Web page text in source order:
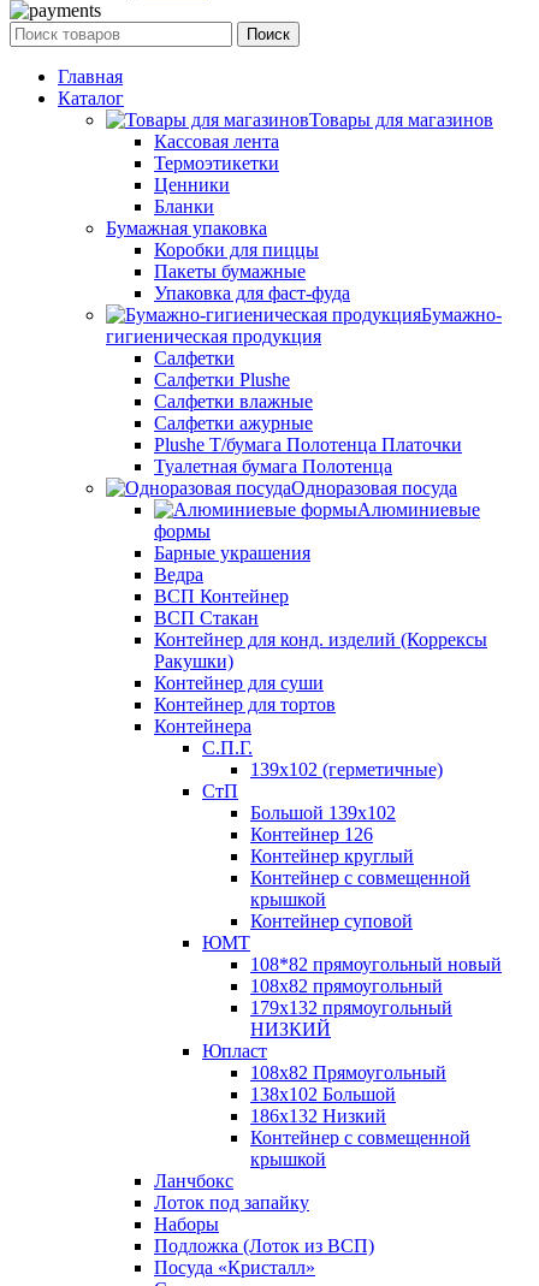
Поиск
Главная
Каталог
Товары для магазинов
Кассовая лента
Термоэтикетки
Ценники
Бланки
Бумажная упаковка
Коробки для пиццы
Пакеты бумажные
Упаковка для фаст-фуда
Бумажно-
гигиеническая продукция
Салфетки
Салфетки Plushe
Салфетки влажные
Салфетки ажурные
Plushe Т/бумага Полотенца Платочки
Туалетная бумага Полотенца
Одноразовая посуда
Алюминиевые
формы
Барные украшения
Ведра
ВСП Контейнер
ВСП Стакан
Контейнер для конд. изделий (Коррексы
Ракушки)
Контейнер для суши
Контейнер для тортов
Контейнера
С.П.Г.
139х102 (герметичные)
СтП
Большой 139х102
Контейнер 126
Контейнер круглый
Контейнер с совмещенной
крышкой
Контейнер суповой
ЮМТ
108*82 прямоугольный новый
108х82 прямоугольный
179х132 прямоугольный
НИЗКИЙ
Юпласт
108х82 Прямоугольный
138х102 Большой
186х132 Низкий
Контейнер с совмещенной
крышкой
Ланчбокс
Лоток под запайку
Наборы
Подложка (Лоток из ВСП)
Посуда «Кристалл»